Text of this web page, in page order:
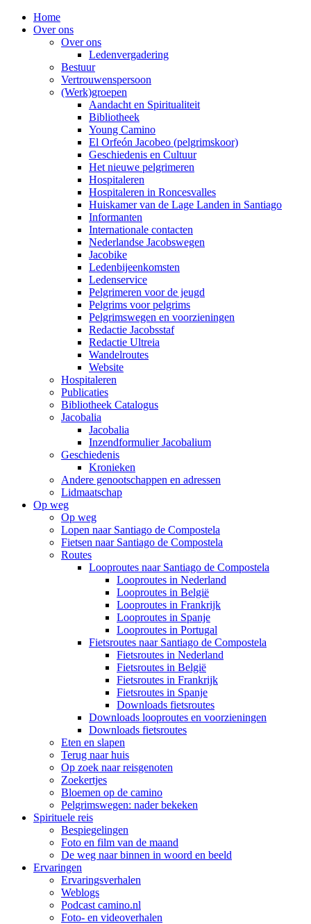
Home
Over ons
Over ons
Ledenvergadering
Bestuur
Vertrouwenspersoon
(Werk)groepen
Aandacht en Spiritualiteit
Bibliotheek
Young Camino
El Orfeón Jacobeo (pelgrimskoor)
Geschiedenis en Cultuur
Het nieuwe pelgrimeren
Hospitaleren
Hospitaleren in Roncesvalles
Huiskamer van de Lage Landen in Santiago
Informanten
Internationale contacten
Nederlandse Jacobswegen
Jacobike
Ledenbijeenkomsten
Ledenservice
Pelgrimeren voor de jeugd
Pelgrims voor pelgrims
Pelgrimswegen en voorzieningen
Redactie Jacobsstaf
Redactie Ultreia
Wandelroutes
Website
Hospitaleren
Publicaties
Bibliotheek Catalogus
Jacobalia
Jacobalia
Inzendformulier Jacobalium
Geschiedenis
Kronieken
Andere genootschappen en adressen
Lidmaatschap
Op weg
Op weg
Lopen naar Santiago de Compostela
Fietsen naar Santiago de Compostela
Routes
Looproutes naar Santiago de Compostela
Looproutes in Nederland
Looproutes in België
Looproutes in Frankrijk
Looproutes in Spanje
Looproutes in Portugal
Fietsroutes naar Santiago de Compostela
Fietsroutes in Nederland
Fietsroutes in België
Fietsroutes in Frankrijk
Fietsroutes in Spanje
Downloads fietsroutes
Downloads looproutes en voorzieningen
Downloads fietsroutes
Eten en slapen
Terug naar huis
Op zoek naar reisgenoten
Zoekertjes
Bloemen op de camino
Pelgrimswegen: nader bekeken
Spirituele reis
Bespiegelingen
Foto en film van de maand
De weg naar binnen in woord en beeld
Ervaringen
Ervaringsverhalen
Weblogs
Podcast camino.nl
Foto- en videoverhalen